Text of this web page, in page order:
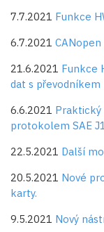
7.7.2021 Funkce
6.7.2021
21.6.2021 Funkce
dat s převodníkem
6.6.2021 Praktický
protokolem SAE
22.5.2021 Další
20.5.2021 Nové
karty.
9.5.2021 Nový